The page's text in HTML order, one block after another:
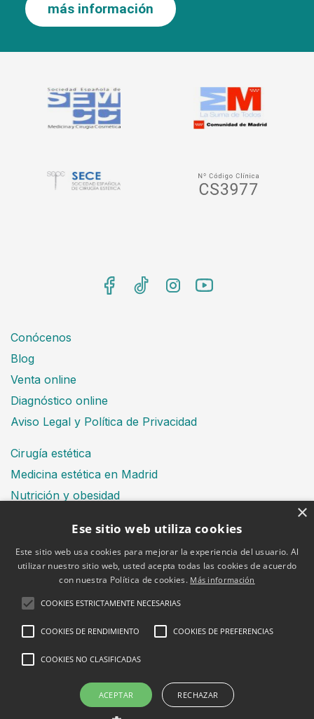
más información
Conócenos
Blog
Venta online
Diagnóstico online
Aviso Legal y Política de Privacidad
Cirugía estética
Medicina estética en Madrid
Nutrición y obesidad
Financiación
Política de cookies
2026 © Clínica Bruselas
×
Ese sitio web utiliza cookies
Este sitio web usa cookies para mejorar la experiencia del usuario. Al
utilizar nuestro sitio web, usted acepta todas las cookies de acuerdo
con nuestra Política de cookies. Más información
COOKIES ESTRICTAMENTE NECESARIAS
COOKIES DE RENDIMIENTO COOKIES DE PREFERENCIAS
COOKIES NO CLASIFICADAS
ACEPTAR RECHAZAR